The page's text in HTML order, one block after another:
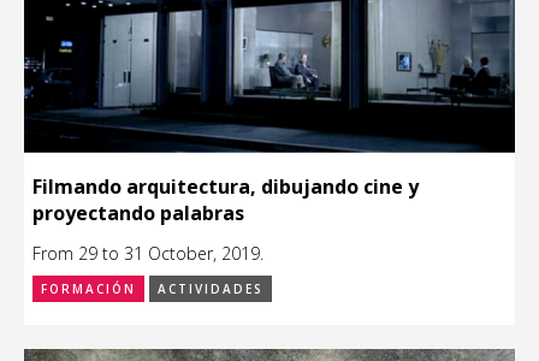
Filmando arquitectura, dibujando cine y
proyectando palabras
From 29 to 31 October, 2019.
FORMACIÓN ACTIVIDADES